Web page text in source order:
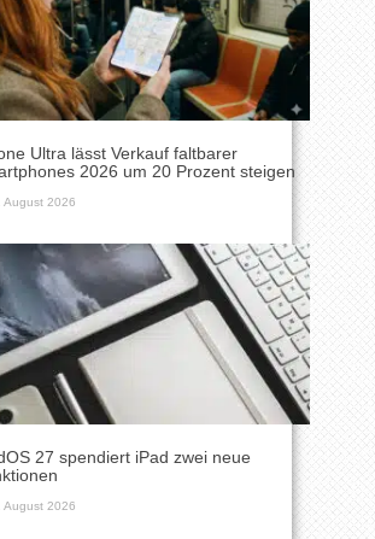
Ultra lässt Verkauf faltbarer
2026 um 20 Prozent steigen
August 2026
27 spendiert iPad zwei neue
August 2026